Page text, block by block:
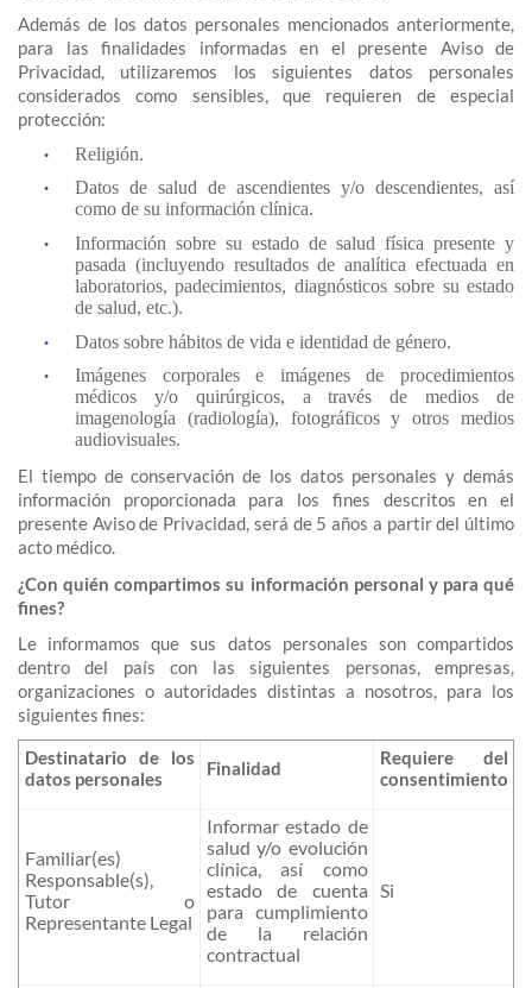
Además de los datos personales mencionados anteriormente,
para las finalidades informadas en el presente Aviso de
Privacidad, utilizaremos los siguientes datos personales
considerados como sensibles, que requieren de especial
protección:
Religión.
Datos de salud de ascendientes y/o descendientes, así
como de su información clínica.
Información sobre su estado de salud física presente y
pasada (incluyendo resultados de analítica efectuada en
laboratorios, padecimientos, diagnósticos sobre su estado
de salud, etc.).
Datos sobre hábitos de vida e identidad de género.
Imágenes corporales e imágenes de procedimientos
médicos y/o quirúrgicos, a través de medios de
imagenología (radiología), fotográficos y otros medios
audiovisuales.
El tiempo de conservación de los datos personales y demás
información proporcionada para los fines descritos en el
presente Aviso de Privacidad, será de 5 años a partir del último
acto médico.
¿Con quién compartimos su información personal y para qué
fines?
Le informamos que sus datos personales son compartidos
dentro del país con las siguientes personas, empresas,
organizaciones o autoridades distintas a nosotros, para los
siguientes fines:
Destinatario de los
datos personales
Finalidad
Requiere del
consentimiento
Familiar(es)
Responsable(s),
Tutor o
Representante Legal
Informar estado de
salud y/o evolución
clínica, así como
estado de cuenta
para cumplimiento
de la relación
contractual
Si